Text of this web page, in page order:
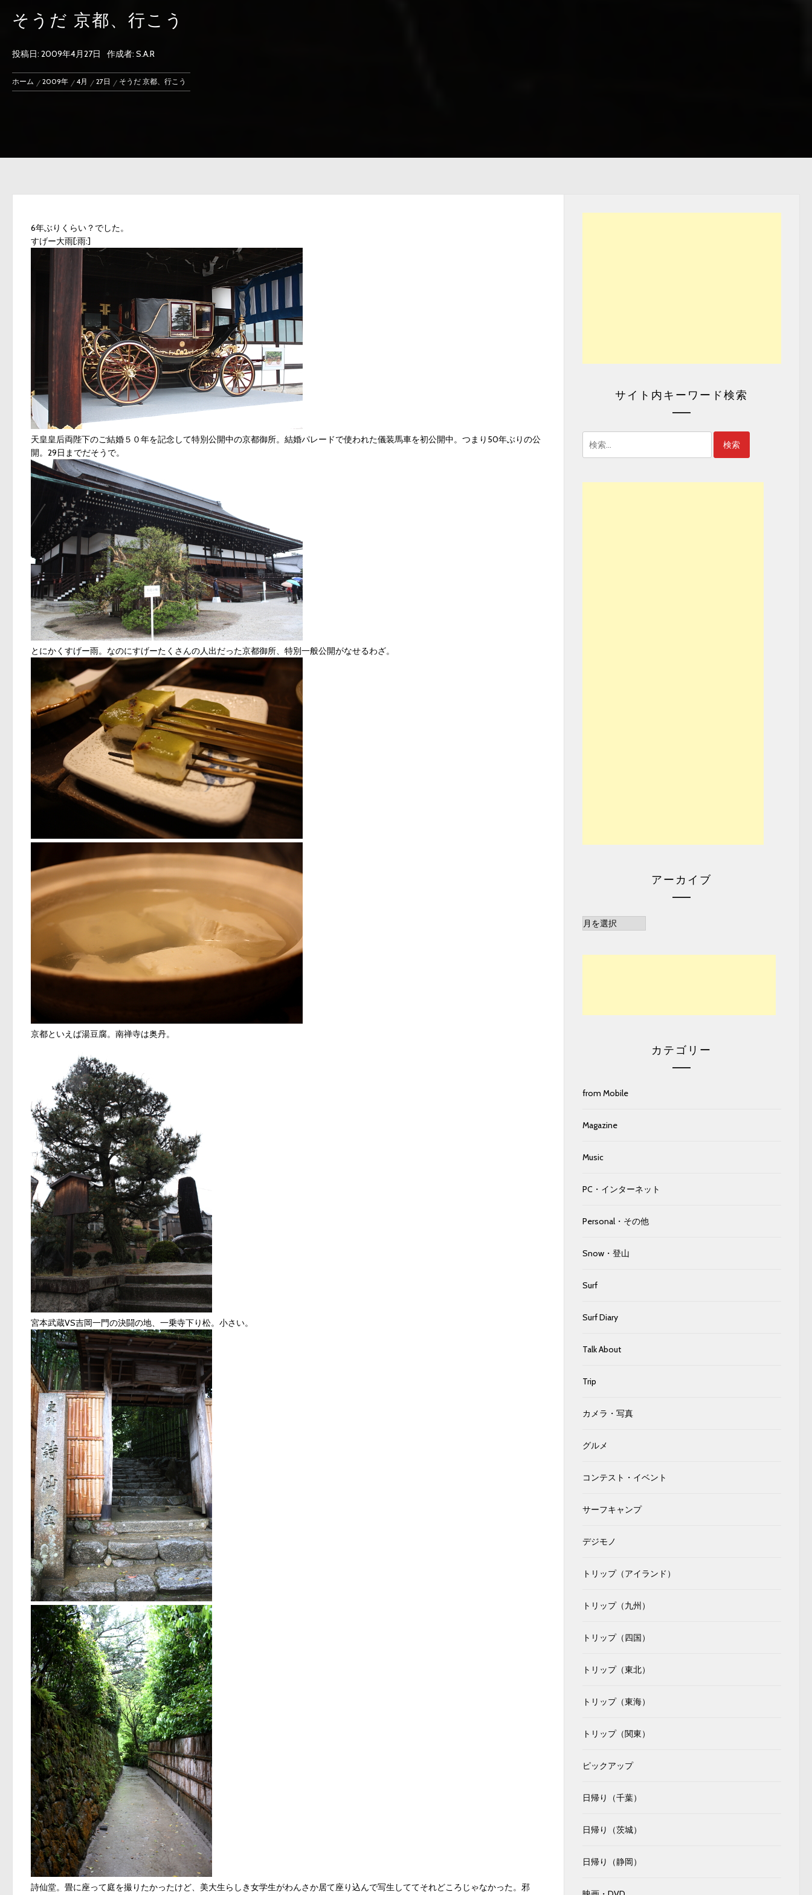
そうだ 京都、行こう
投稿日: 2009年4月27日 作成者: S.A.R
ホーム 2009年 4月 27日 そうだ 京都、行こう
6年ぶりくらい？でした。
すげー大雨[:雨:]
天皇皇后両陛下のご結婚５０年を記念して特別公開中の京都御所。結婚パレードで使われた儀装馬車を初公開中。つまり50年ぶりの公
開。29日までだそうで。
とにかくすげー雨。なのにすげーたくさんの人出だった京都御所、特別一般公開がなせるわざ。
京都といえば湯豆腐。南禅寺は奥丹。
宮本武蔵VS吉岡一門の決闘の地、一乗寺下り松。小さい。
詩仙堂。畳に座って庭を撮りたかったけど、美大生らしき女学生がわんさか居て座り込んで写生しててそれどころじゃなかった。邪
サイト内キーワード検索
検
索:
アーカイブ
ア
カテゴリー
from Mobile
Magazine
Music
PC・インターネット
Personal・その他
Snow・登山
Surf
Surf Diary
Talk About
Trip
カメラ・写真
グルメ
コンテスト・イベント
サーフキャンプ
デジモノ
トリップ（アイランド）
トリップ（九州）
トリップ（四国）
トリップ（東北）
トリップ（東海）
トリップ（関東）
ピックアップ
日帰り（千葉）
日帰り（茨城）
日帰り（静岡）